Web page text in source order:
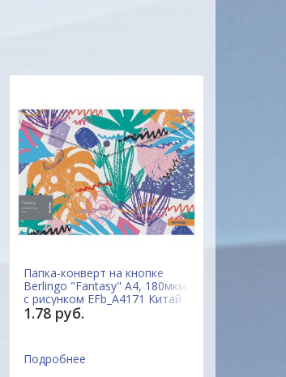
Александр
Папка-конверт на кнопке
Berlingo "Fantasy" А4, 180мкм,
с рисунком EFb_A4171 Китай
1.78 руб.
Подробнее